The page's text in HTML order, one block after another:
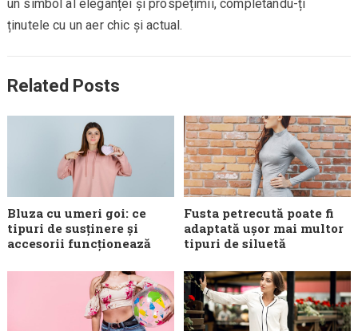
un simbol al eleganței și prospețimii, completându-ți
ținutele cu un aer chic și actual.
Related Posts
Bluza cu umeri goi: ce
tipuri de susținere și
accesorii funcționează
Fusta petrecută poate fi
adaptată ușor mai multor
tipuri de siluetă